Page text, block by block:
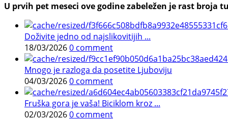
U prvih pet meseci ove godine zabeležen je rast
Doživite jedno od najslikovitijih ...
18/03/20260 comment
Mnogo je razloga da posetite Ljuboviju
04/03/20260 comment
Fruška gora je vaša! Biciklom kroz ...
02/03/20260 comment